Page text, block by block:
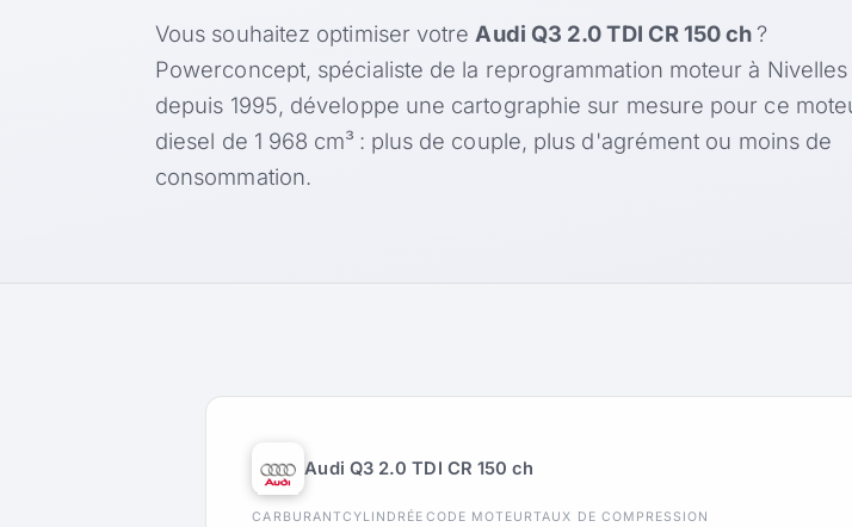
Vous souhaitez optimiser votreAudi Q3 2.0 TDI CR 150 ch?
Powerconcept, spécialiste de la reprogrammation moteur à Nivelles
depuis 1995, développe une cartographie sur mesure pour ce
diesel de 1 968 cm³ : plus de couple, plus d'agrément ou moins de
consommation.
Audi Q3 2.0 TDI CR 150 ch
CARBURANTCYLINDRÉE CODE MOTEURTAUX DE COMPRESSION